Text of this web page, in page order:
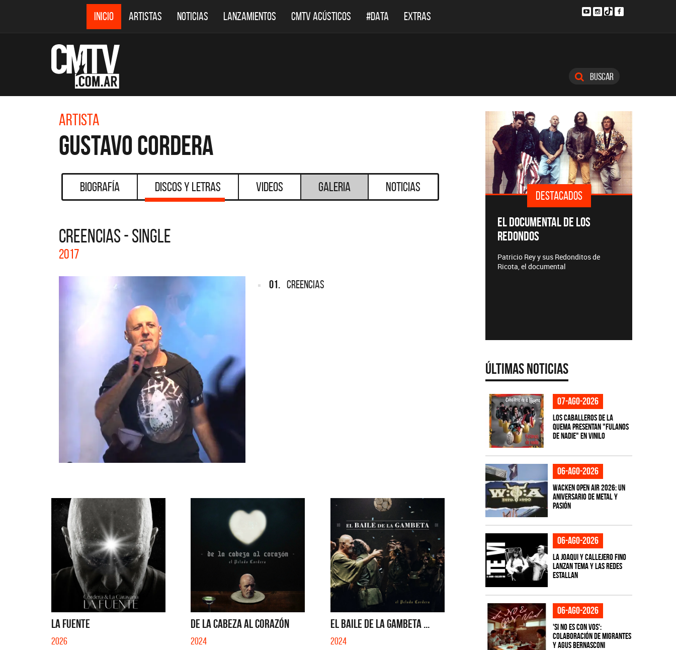
INICIO ARTISTAS NOTICIAS LANZAMIENTOS CMTV ACÚSTICOS #DATA EXTRAS
Buscar
Artista
Gustavo Cordera
Biografía Discos y Letras Videos Galeria Noticias
CREENCIAS - SINGLE
2017
01. CREENCIAS
LA FUENTE
2026
DE LA CABEZA AL CORAZÓN
2024
EL BAILE DE LA GAMBETA ...
2024
DESTACADOS DESTACADOS DESTACADOS
EL DOCUMENTAL DE LOS
REDONDOS
Patricio Rey y sus Redonditos de
Ricota, el documental
Últimas Noticias
07-ago-2026
Los Caballeros de la
Quema presentan "Fulanos
de Nadie" en vinilo
06-ago-2026
Wacken Open Air 2026: Un
aniversario de metal y
pasión
06-ago-2026
La Joaqui y Callejero Fino
lanzan tema y las redes
estallan
06-ago-2026
'Si No Es Con Vos':
colaboración de Migrantes
y Agus Bernasconi